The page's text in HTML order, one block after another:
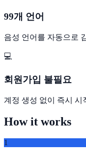
99개 언어
음성 언어를 자동으로
💻
회원가입 불필요
계정 생성 없이 즉시 시
How it works
1